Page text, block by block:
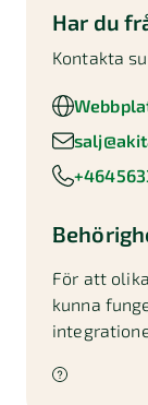
Har du
Kontakta
För att
kunna